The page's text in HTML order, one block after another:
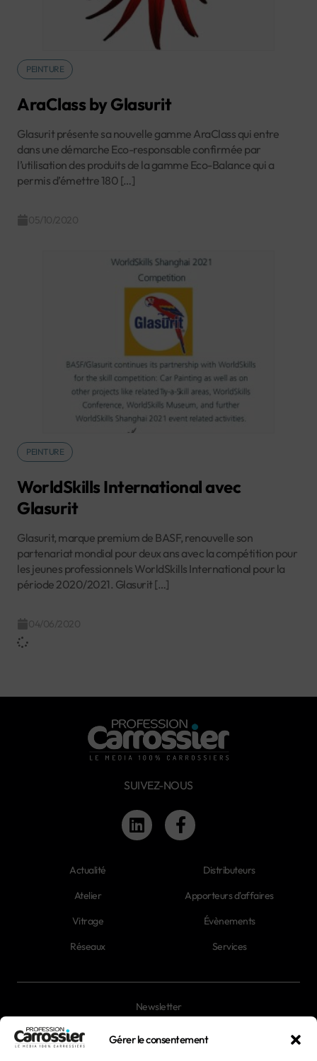
Gérer le consentement
PEINTURE
AraClass by Glasurit
Glasurit présente sa nouvelle gamme AraClass qui entre
dans une démarche Eco-responsable confirmée par
l’utilisation des produits de la gamme Eco-Balance qui a
permis d’émettre 180 […]
PEINTURE
WorldSkills International avec
Glasurit
Glasurit, marque premium de BASF, renouvelle son
partenariat mondial pour deux ans avec la compétition pour
les jeunes professionnels WorldSkills International pour la
période 2020/2021. Glasurit […]
SUIVEZ-NOUS
Actualité
Atelier
Vitrage
Réseaux
Distributeurs
Apporteurs d'affaires
Évènements
Services
Newsletter